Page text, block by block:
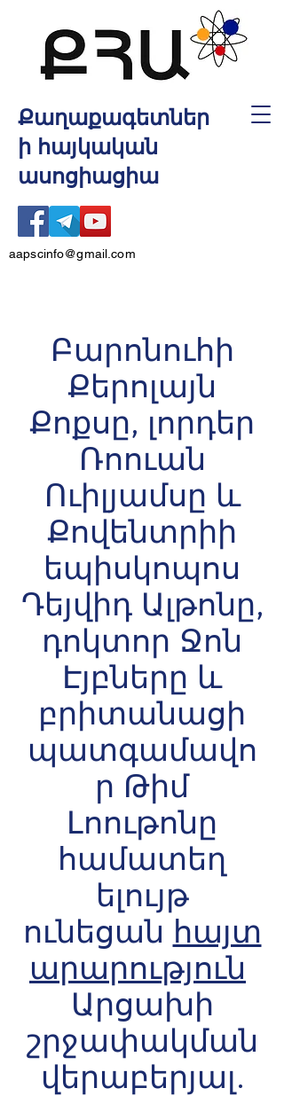
Քաղաքագետներ
ի հայկական
ասոցիացիա
aapscinfo@gmail.com
Բարոնուհի
Քերոլայն
Քոքսը, լորդեր
Ռոուան
Ուիլյամսը և
Քովենտրիի
եպիսկոպոս
Դեյվիդ Ալթոնը,
դոկտոր Ջոն
Էյբները և
բրիտանացի
պատգամավո
ր Թիմ
Լոութոնը
համատեղ
ելույթ
ունեցան հայտ
արարություն
Արցախի
շրջափակման
վերաբերյալ.